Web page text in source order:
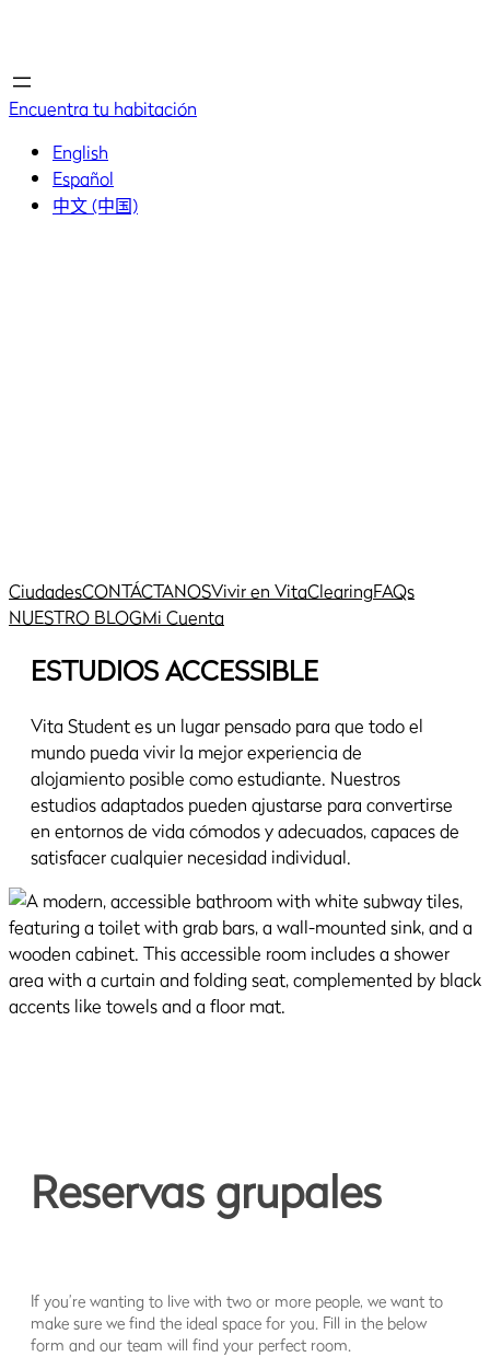
Encuentra tu habitación
English
Español
中文 (中国)
CiudadesCONTÁCTANOSVivir en VitaClearingFAQs
NUESTRO BLOGMi Cuenta
ESTUDIOS ACCESSIBLE
Vita Student es un lugar pensado para que todo el
mundo pueda vivir la mejor experiencia de
alojamiento posible como estudiante. Nuestros
estudios adaptados pueden ajustarse para convertirse
en entornos de vida cómodos y adecuados, capaces de
satisfacer cualquier necesidad individual.
grupales
Reservas grupales
If you’re wanting to live with two or more people, we want to
make sure we find the ideal space for you. Fill in the below
form and our team will find your perfect room.